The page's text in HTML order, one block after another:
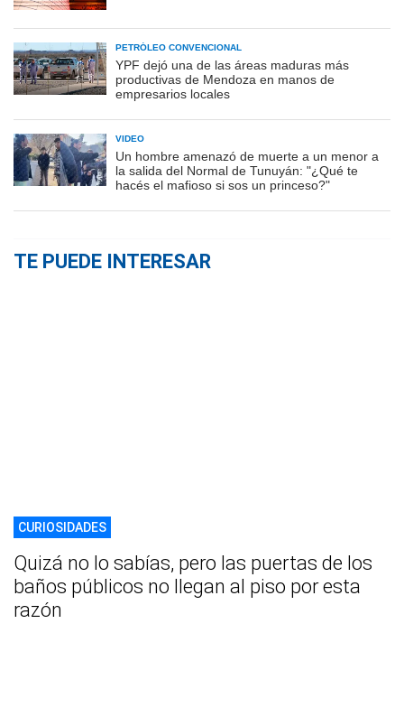
PETRÓLEO CONVENCIONAL
YPF dejó una de las áreas maduras más
productivas de Mendoza en manos de
empresarios locales
VIDEO
Un hombre amenazó de muerte a un menor a
la salida del Normal de Tunuyán: "¿Qué te
hacés el mafioso si sos un princeso?"
TE PUEDE INTERESAR
CURIOSIDADES
Quizá no lo sabías, pero las puertas de los
baños públicos no llegan al piso por esta
razón